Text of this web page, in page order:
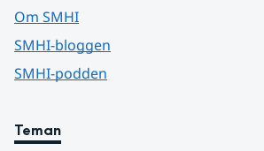
Om SMHI
SMHI-bloggen
SMHI-podden
Teman